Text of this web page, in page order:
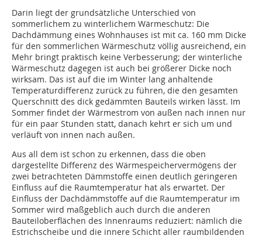
Darin liegt der grundsätzliche Unterschied von
sommerlichem zu winterlichem Wärmeschutz: Die
Dachdämmung eines Wohnhauses ist mit ca. 160 mm Dicke
für den sommerlichen Wärmeschutz völlig ausreichend, ein
Mehr bringt praktisch keine Verbesserung; der winterliche
Wärmeschutz dagegen ist auch bei größerer Dicke noch
wirksam. Das ist auf die im Winter lang anhaltende
Temperaturdifferenz zurück zu führen, die den gesamten
Querschnitt des dick gedämmten Bauteils wirken lässt. Im
Sommer findet der Wärmestrom von außen nach innen nur
für ein paar Stunden statt, danach kehrt er sich um und
verläuft von innen nach außen.
Aus all dem ist schon zu erkennen, dass die oben
dargestellte Differenz des Wärmespeichervermögens der
zwei betrachteten Dämmstoffe einen deutlich geringeren
Einfluss auf die Raumtemperatur hat als erwartet. Der
Einfluss der Dachdämmstoffe auf die Raumtemperatur im
Sommer wird maßgeblich auch durch die anderen
Bauteiloberflächen des Innenraums reduziert: nämlich die
Estrichscheibe und die innere Schicht aller raumbildenden